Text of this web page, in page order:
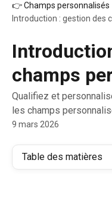
👉 Champs personnalisés
Introduction : gestion des
champs
Qualifiez et
les champs
9 mars 2026
Table des matières